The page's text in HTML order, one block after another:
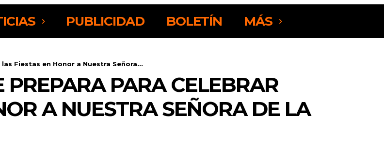
PUBLICIDAD BOLETÍN MÁS
Fiestas en Honor a Nuestra Señora...
PREPARA PARA CELEBRAR
A NUESTRA SEÑORA DE LA